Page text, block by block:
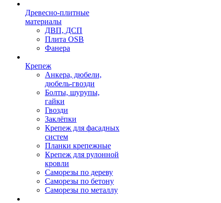
Древесно-плитные
материалы
ДВП, ДСП
Плита OSB
Фанера
Крепеж
Анкера, дюбели,
дюбель-гвозди
Болты, шурупы,
гайки
Гвозди
Заклёпки
Крепеж для фасадных
систем
Планки крепежные
Крепеж для рулонной
кровли
Саморезы по дереву
Саморезы по бетону
Саморезы по металлу